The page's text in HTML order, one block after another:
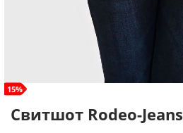
size+
15%
Свитшот Rodeo-Jeans